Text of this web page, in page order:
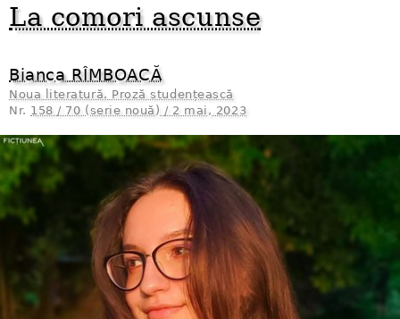
La comori ascunse
Bianca RÎMBOACĂ
Noua literatură. Proză studențească
Nr. 158 / 70 (serie nouă) / 2 mai, 2023